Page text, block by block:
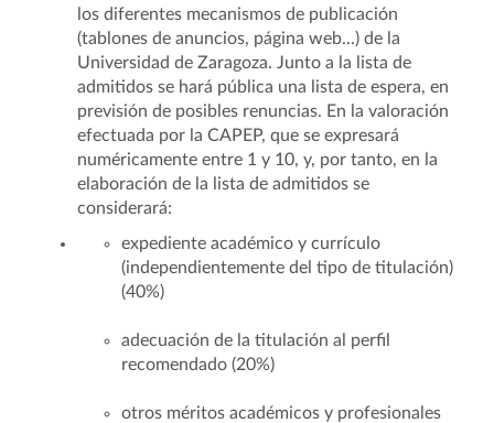
los diferentes mecanismos de publicación
(tablones de anuncios, página web...) de la
Universidad de Zaragoza. Junto a la lista de
admitidos se hará pública una lista de espera, en
previsión de posibles renuncias. En la valoración
efectuada por la CAPEP, que se expresará
numéricamente entre 1 y 10, y, por tanto, en la
elaboración de la lista de admitidos se
considerará:
expediente académico y currículo
(independientemente del tipo de titulación)
(40%)
adecuación de la titulación al perfil
recomendado (20%)
otros méritos académicos y profesionales